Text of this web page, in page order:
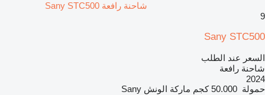
شاحنة رافعة Sany STC500
9
Sany STC500
السعر عند الطلب
شاحنة رافعة
2024
حمولة 50.000 كجم ماركة الونش Sany